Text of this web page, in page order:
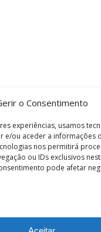
o Consentimento
experiências, usamos
e/ou aceder a informações
nos permitirá
ou IDs exclusivos
pode afetar